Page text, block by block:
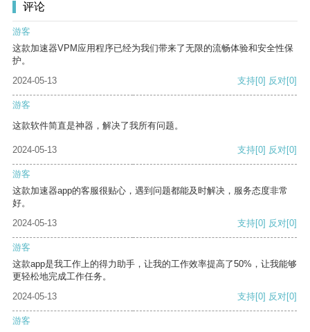
评论
游客
这款加速器VPM应用程序已经为我们带来了无限的流畅体验和安全性保
护。
2024-05-13
支持[0] 反对[0]
游客
这款软件简直是神器，解决了我所有问题。
2024-05-13 支持[0] 反对[0]
游客
这款加速器app的客服很贴心，遇到问题都能及时解决，服务态度非常
好。
2024-05-13
支持[0] 反对[0]
游客
这款app是我工作上的得力助手，让我的工作效率提高了50%，让我能够
更轻松地完成工作任务。
2024-05-13
支持[0] 反对[0]
游客